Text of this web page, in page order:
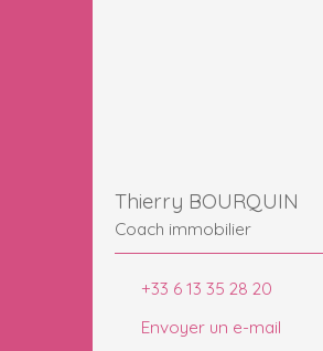
Thierry BOURQUIN
Coach immobilier
+33 6 13 35 28 20
Envoyer un e-mail